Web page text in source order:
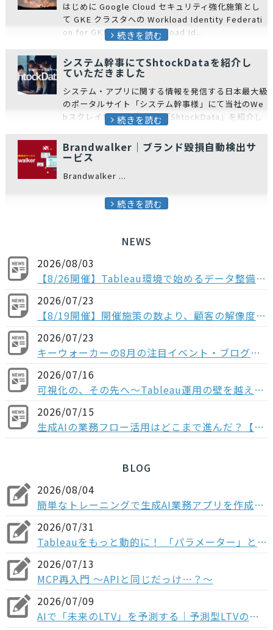
はじめに Google Cloud セキュリティ強化施策とし
て GKE クラスタへの Workload Identity Federati
on for GKE （以下、Workload Id...
続きを読む
システム幹事にてShtockDataを紹介し
ていただきました
システム・アプリに関する情報を発信する日本最大級
のポータルサイト「システム幹事様」にて当社のWe
bスクレイピングサービス「ShtockData」を紹介し
ていただきました。 - システム幹事掲...
続きを読む
Brandwalker｜ブランド毀損自動検出サ
ービス
Brandwalker ...
続きを読む
NEWS
2026/08/03
【8/26開催】Tableau環境で始めるデータ整備〜コンポーザブルデータソースから考える、AI時代のデータの持ち方〜
2026/07/23
【8/19開催】開催施策の数より、顧客の解像度。ABM×データで「本当に買う顧客」を見抜く方法
2026/07/23
キーウォーカーの8月の注目イベント・ブログの紹介
2026/07/16
可視化の、その先へ〜Tableau運用の壁を越える「データ分析基盤」という選択肢〜
2026/07/15
生成AIの業務フロー活用はどこまで進んだ？【多業種の役職者1,004人調査】“全社展開止まり”が多数派、業務組み込みなど次のフェーズに進む企業は少数
BLOG
2026/08/04
簡単なトレーニングで生成AI業務アプリを作成！Dify入門研修の概要
2026/07/31
Tableauをもっと動的に！ 「パラメーター」とは？フィルターとの違いや3つの実践ステップを解説
2026/07/13
MCP再入門 〜APIと同じだっけ…？～
2026/07/09
AIで「未来のLTV」を予測する｜予測型LTVのメリットとマーケティング活用法